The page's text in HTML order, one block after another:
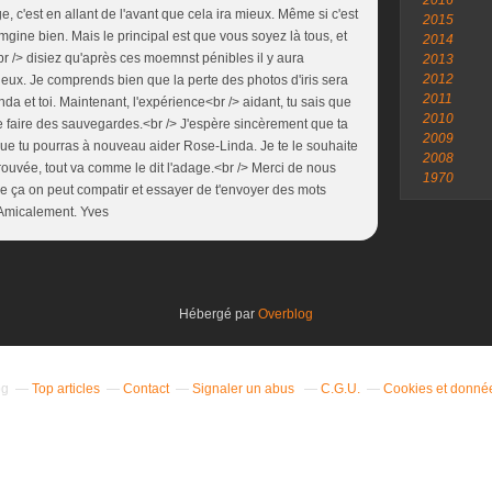
c'est en allant de l'avant que cela ira mieux. Même si c'est
bien. Mais le principal est que vous soyez là tous, et
/> disiez qu'après ces moemnst pénibles il y aura
Je comprends bien que la perte des photos d'iris sera
et toi. Maintenant, l'expérience<br /> aidant, tu sais que
faire des sauvegardes.<br /> J'espère sincèrement que ta
tu pourras à nouveau aider Rose-Linda. Je te le souhaite
tout va comme le dit l'adage.<br /> Merci de nous
ça on peut compatir et essayer de t'envoyer des mots
Yves
2015
2014
2013
2012
2011
2010
2009
2008
1970
Hébergé par Overblog
Top articles Contact Signaler un abus C.G.U. Cookies et